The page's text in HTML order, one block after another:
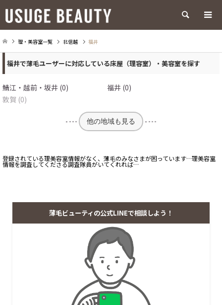
検索
理・美容室一覧 北信越 福井
福井で薄毛ユーザーに対応している床屋（理容室）・美容室を探す
鯖江・越前・坂井 (0)
福井 (0)
敦賀 (0)
他の地域も見る
登録されている理美容室情報がなく、薄毛のみなさまが困っています…理美容室
情報を調査してくださる調査隊員がいてくれれば…
薄毛ビューティの公式LINEで相談しよう！